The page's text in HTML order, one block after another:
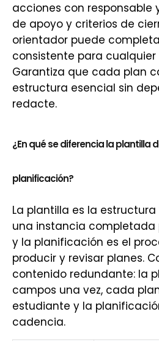
acciones con responsable
de apoyo y criterios de
orientador puede
consistente para
Garantiza que cada plan
estructura esencial sin
redacte.
¿En qué se diferencia la plantilla
planificación?
La plantilla es la
una instancia completada
y la planificación es el
producir y revisar planes.
contenido redundante: la
campos una vez, cada
estudiante y la
cadencia.